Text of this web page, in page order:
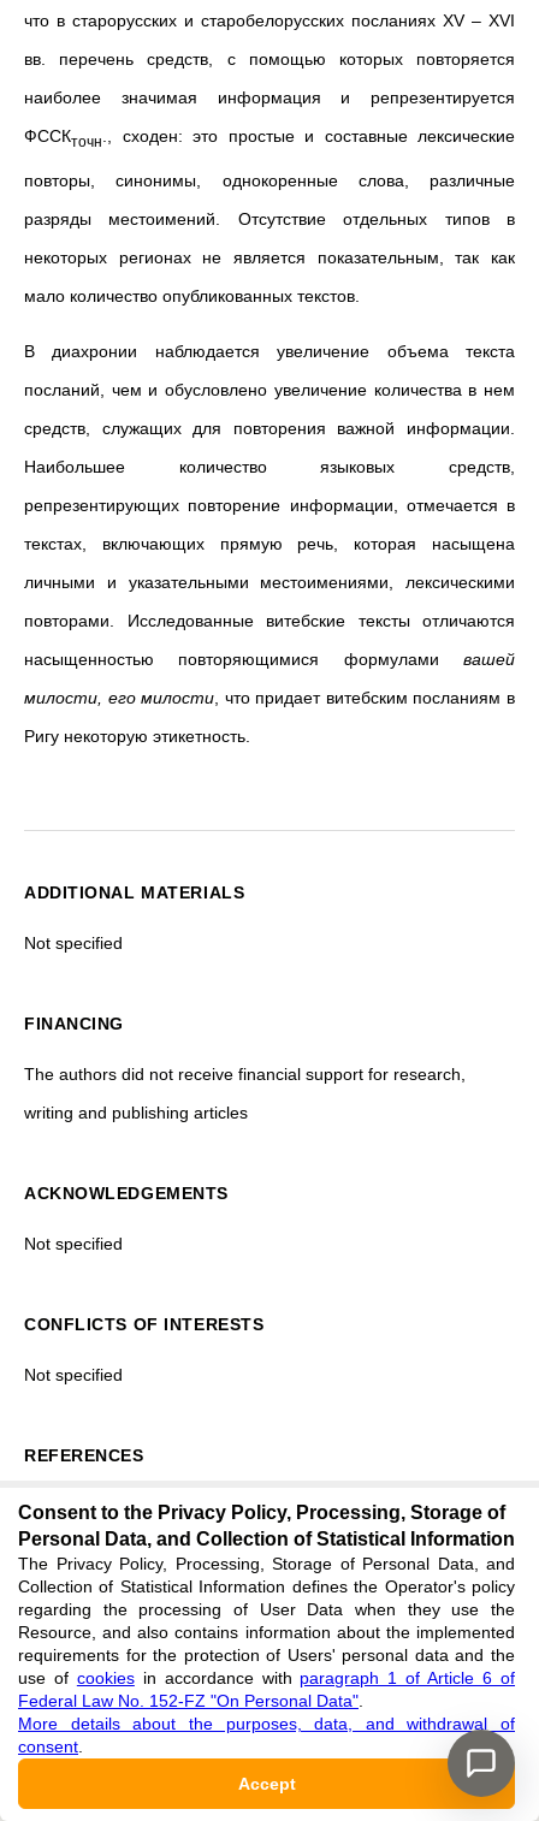
что в старорусских и старобелорусских посланиях XV – XVI
вв. перечень средств, с помощью которых повторяется
наиболее значимая информация и репрезентируется
ФССКточн ., сходен: это простые и составные лексические
повторы, синонимы, однокоренные слова, различные
разряды местоимений. Отсутствие отдельных типов в
некоторых регионах не является показательным, так как
мало количество опубликованных текстов.
В диахронии наблюдается увеличение объема текста
посланий, чем и обусловлено увеличение количества в нем
средств, служащих для повторения важной информации.
Наибольшее количество языковых средств,
репрезентирующих повторение информации, отмечается в
текстах, включающих прямую речь, которая насыщена
личными и указательными местоимениями, лексическими
повторами. Исследованные витебские тексты отличаются
насыщенностью повторяющимися формулами вашей
милости, его милости что придает витебским посланиям в
Ригу некоторую этикетность.
ADDITIONAL MATERIALS
Not specified
FINANCING
The authors did not receive financial support for research,
writing and publishing articles
ACKNOWLEDGEMENTS
Not specified
CONFLICTS OF INTERESTS
Not specified
REFERENCES
Bedrina I. S. Funktsional'nyj semantiko-stilisticheskij analiz
teksta [Functional Semantic and Stylistic Analysis of the
Text] / I. S. Bedrina // Lingua mobilis. — 2010. — № 7(26).
— P. 19–26. [in Russian]
Vinogradov S. I. Aksiologicheskij aspekt slovoupotreblenij i
tekstovyh povtorov [The Axiological Aspect of Word Usage
and Text Repetition] / S. I. Vinogradov // Vestnik
Nizhegorodskogo universiteta im. N. I. Lobachevskogo
Consent to the Privacy Policy, Processing, Storage of
Personal Data, and Collection of Statistical Information
The Privacy Policy, Processing, Storage of Personal Data, and
Collection of Statistical Information defines the Operator's policy
regarding the processing of User Data when they use the
Resource, and also contains information about the implemented
requirements for the protection of Users' personal data and the
use of cookiesin accordance with paragraph 1 of Article 6 of
Federal Law No. 152-FZ "On Personal Data"
More details about the purposes, data, and withdrawal of
consent
Accept